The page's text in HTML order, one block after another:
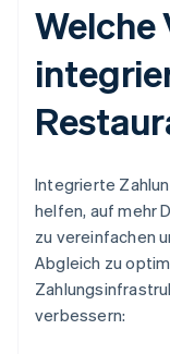
Welche
Integrierte
helfen, auf mehr
zu vereinfachen
Abgleich zu
verbessern: